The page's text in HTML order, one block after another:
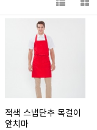
적색 스냅단추 목걸이
앞치마